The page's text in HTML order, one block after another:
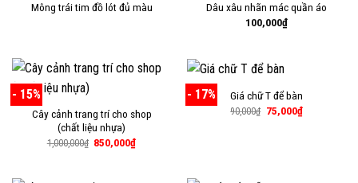
Mông trái tim đồ lót đủ màu
Dâu xâu nhãn mác quần áo
100,000₫
- 15%
Cây cảnh trang trí cho shop
(chất liệu nhựa)
1,000,000₫ Giá
850,000₫Giá
- 17% Giá chữ T để bàn
90,000₫ Giá
gốc
75,000₫Giá
hiện